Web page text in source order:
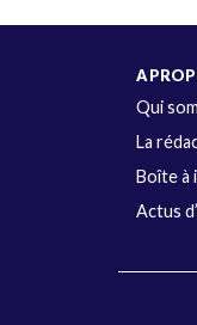
A
Qui
La
Boîte à
Actus